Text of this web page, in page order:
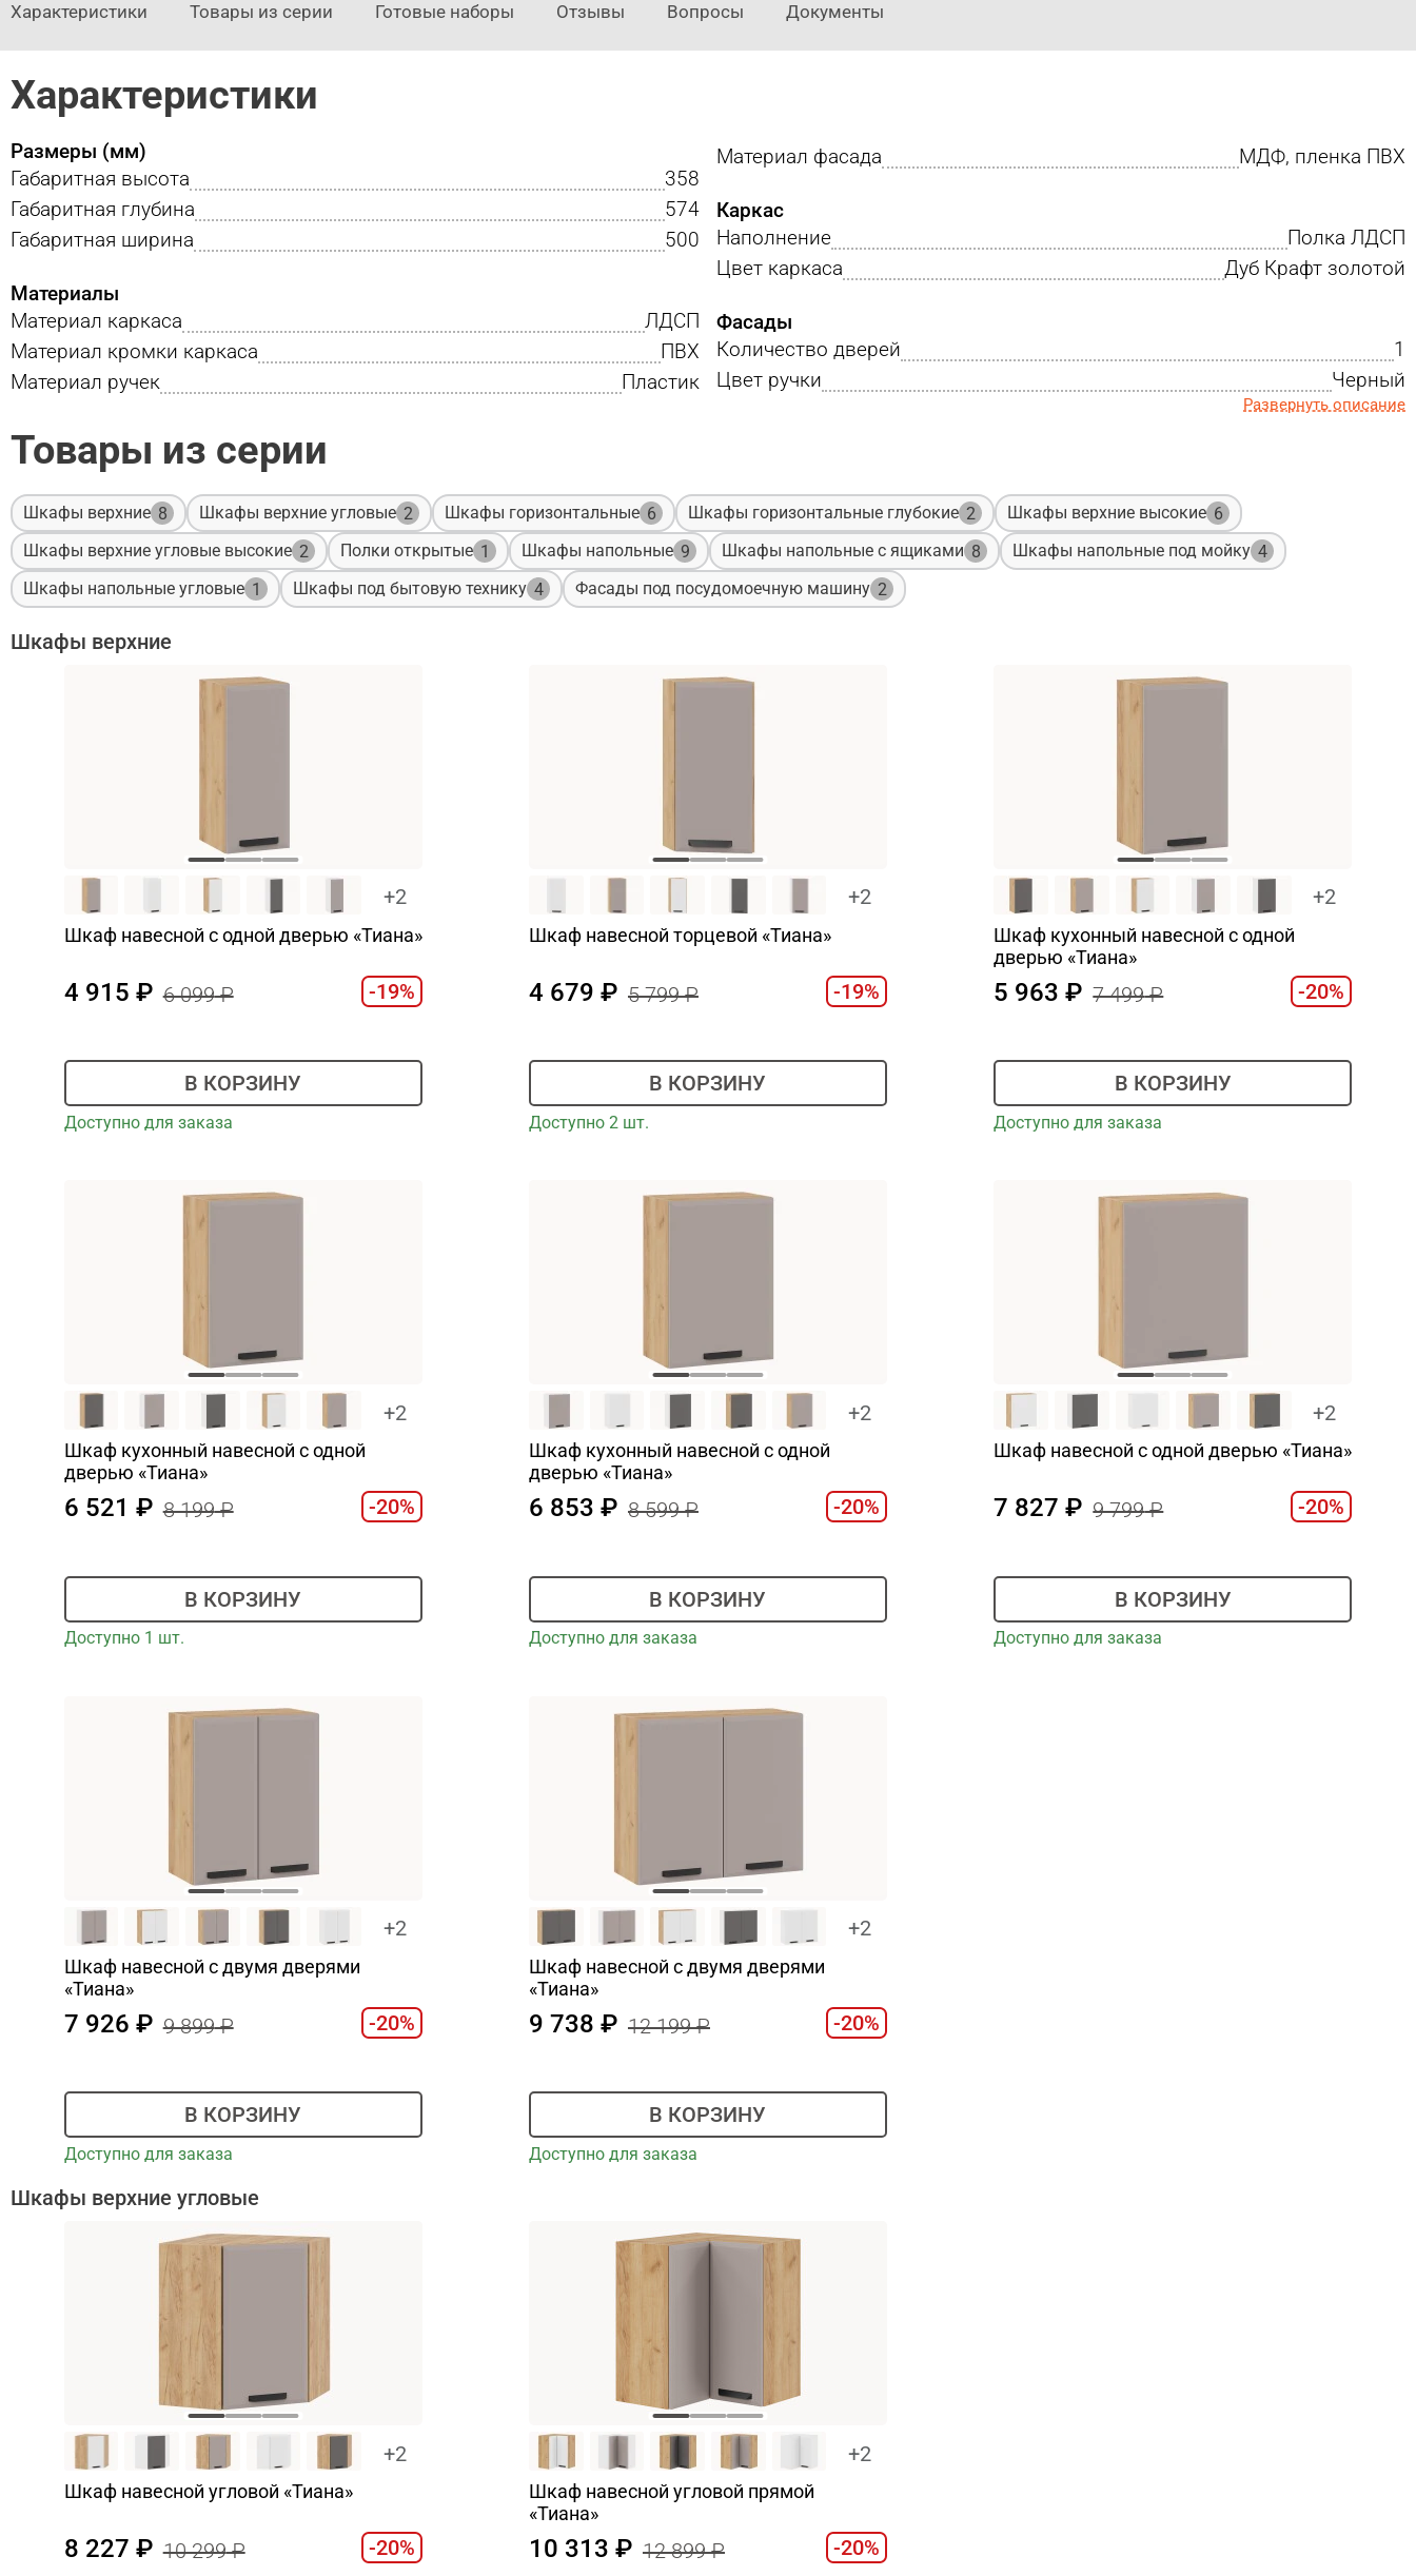
Характеристики Товары из серии Готовые наборы Отзывы Вопросы Документы
Характеристики
Размеры (мм)
Габаритная высота
358
Габаритная глубина
574
Габаритная ширина
500
Материалы
Материал каркаса
ЛДСП
Материал кромки каркаса
ПВХ
Материал ручек
Пластик
Материал фасада МДФ, пленка ПВХ
Каркас
Наполнение
Полка ЛДСП
Цвет каркаса
Дуб Крафт золотой
Фасады
Количество дверей
1
Цвет ручки
Черный
Развернуть описание
Товары из серии
Шкафы верхние 8 Шкафы верхние угловые 2 Шкафы горизонтальные 6 Шкафы горизонтальные глубокие 2 Шкафы верхние высокие 6
Шкафы верхние угловые высокие 2 Полки открытые 1 Шкафы напольные 9 Шкафы напольные с ящиками 8 Шкафы напольные под мойку 4
Шкафы напольные угловые 1 Шкафы под бытовую технику 4 Фасады под посудомоечную машину 2
Шкафы верхние
+2
Шкаф навесной c одной дверью «Тиана»
4 915 6 099 -19%
В КОРЗИНУ
Доступно для заказа
+2
Шкаф навесной торцевой «Тиана»
4 679 5 799 -19%
В КОРЗИНУ
Доступно 2 шт.
+2
Шкаф кухонный навесной с одной
дверью «Тиана»
5 963 7 499 -20%
В КОРЗИНУ
Доступно для заказа
+2
Шкаф кухонный навесной с одной
дверью «Тиана»
6 521 8 199 -20%
В КОРЗИНУ
Доступно 1 шт.
+2
Шкаф кухонный навесной с одной
дверью «Тиана»
6 853 8 599 -20%
В КОРЗИНУ
Доступно для заказа
+2
Шкаф навесной c одной дверью «Тиана»
7 827 9 799 -20%
В КОРЗИНУ
Доступно для заказа
+2
Шкаф навесной c двумя дверями
«Тиана»
7 926 9 899 -20%
В КОРЗИНУ
Доступно для заказа
+2
Шкаф навесной c двумя дверями
«Тиана»
9 738 12 199 -20%
В КОРЗИНУ
Доступно для заказа
Шкафы верхние угловые
+2
Шкаф навесной угловой «Тиана»
8 227 10 299 -20%
+2
Шкаф навесной угловой прямой
«Тиана»
10 313 12 899 -20%